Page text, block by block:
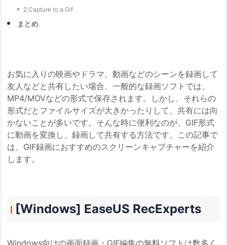
2.Capture to a Gif
まとめ
お気に入りの映画やドラマ、動画などのシーンを録画して
友人などと共有したい場合、一般的な録画ソフトでは、
MP4/MOVなどの形式で保存されます。しかし、それらの
形式だとファイルサイズが大きかったりして、共有には向
かないことが多いです。そんな時に便利なのが、GIF形式
に動画を変換し、録画して共有する方法です。この記事で
は、GIF録画におすすめのスクリーンキャプチャーを紹介
します。
[Windows] EaseUS RecExperts